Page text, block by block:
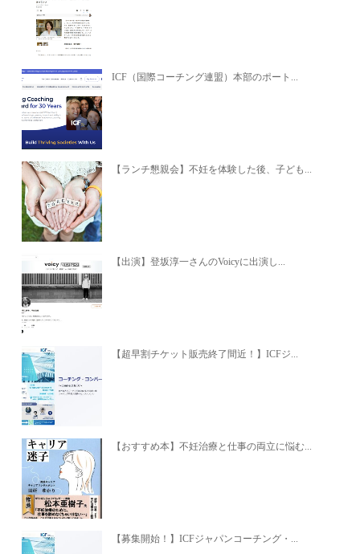
ICF（国際コーチング連盟）本部のポート...
【ランチ懇親会】不妊を体験した後、子ども...
【出演】登坂淳一さんのVoicyに出演し...
【超早割チケット販売終了間近！】ICFジ...
【おすすめ本】不妊治療と仕事の両立に悩む...
【募集開始！】ICFジャパンコーチング・...